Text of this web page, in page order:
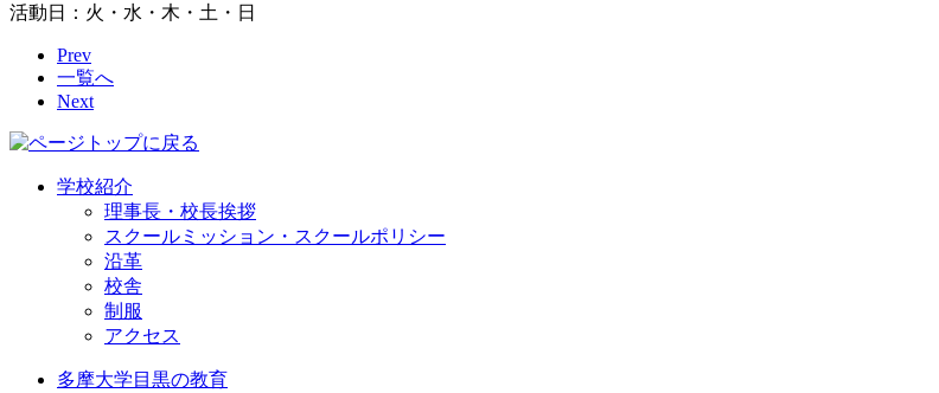
活動日：火・水・木・土・日
Prev
一覧へ
Next
学校紹介
理事長・校長挨拶
スクールミッション・スクールポリシー
沿革
校舎
制服
アクセス
多摩大学目黒の教育